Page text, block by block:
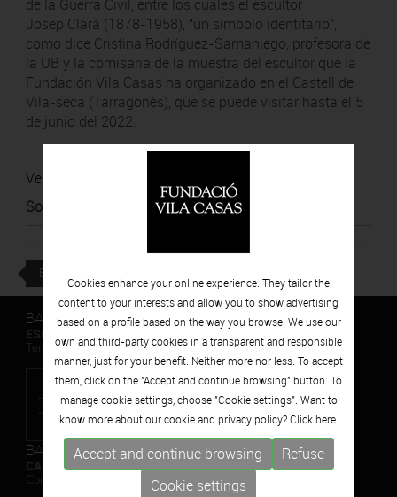
de la Guerra Civil, entre los cuales el escultor
Josep Clarà (1878-1958), "un símbolo identitario",
como dice Cristina Rodríguez-Samaniego, profesora de
la UB y la comisaria de la muestra del escultor que la
Fundación Vila Casas ha organizado en el Castell de
Vila-seca (Tarragonès), que se puede visitar hasta el 5
de junio del 2022.
Ver noticia
Source
BACK
BARCELONA
ESPAIS VOLART
Temporary Contemporary Art Exhibitions
BARCELONA
CAN FRAMIS
Contemporary Painting Museum
Cookies enhance your online experience. They tailor the
content to your interests and allow you to show advertising
based on a profile based on the way you browse. We use our
own and third-party cookies in a transparent and responsible
manner, just for your benefit. Neither more nor less. To accept
them, click on the "Accept and continue browsing" button. To
manage cookie settings, choose "Cookie settings". Want to
know more about our cookie and privacy policy? Click here.
Accept and continue browsing
Refuse
Cookie settings